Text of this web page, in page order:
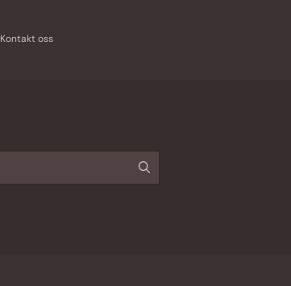
Kontakt oss